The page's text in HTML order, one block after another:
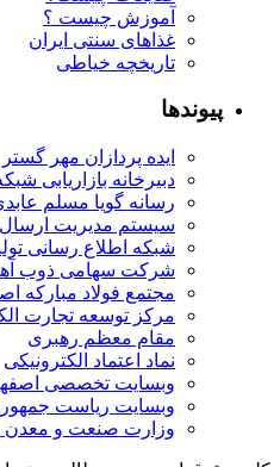
آموزش چیست ؟
غذاهای سنتی ایران
تاریخچه خیاطی
پیوندها
ایده پردازان مهر گستر
دبیرخانه بازاریابی
رسانه گویا مسلم
سیستم مدیریت ارسال
شبکه اطلاع رسانی
شرکت سهامی ذوب
مجتمع فولاد مبارکه
مرکز توسعه تجارت
مقام معظم رهبری
نماد اعتماد الکترونیکی
وبسایت تخصصی
وبسایت ریاست
وزارت صنعت و معدن